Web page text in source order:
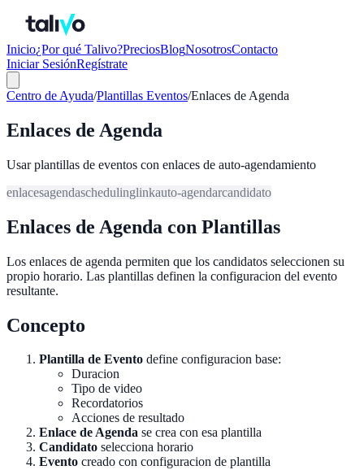
Inicio¿Por qué Talivo?PreciosBlogNosotrosContacto
Iniciar SesiónRegístrate
Centro de Ayuda/Plantillas Eventos/Enlaces de Agenda
Enlaces de Agenda
Usar plantillas de eventos con enlaces de auto-agendamiento
enlacesagendaschedulinglinkauto-agendarcandidato
Enlaces de Agenda con Plantillas
Los enlaces de agenda permiten que los candidatos seleccionen su
propio horario. Las plantillas definen la configuracion del evento
resultante.
Concepto
Plantilla de Evento define configuracion base:
Duracion
Tipo de video
Recordatorios
Acciones de resultado
Enlace de Agenda se crea con esa plantilla
Candidato selecciona horario
Evento creado con configuracion de plantilla